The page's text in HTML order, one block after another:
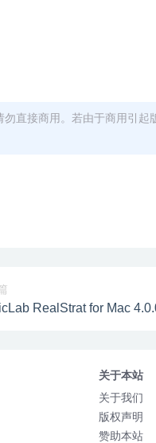
直接商用。若由于商用引起
RealStrat for Mac
关于本站
关于我们
版权声明
赞助本站